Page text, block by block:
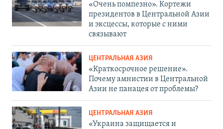
«Очень помпезно». Кортежи
президентов в Центральной Азии
и эксцессы, которые с ними
связывают
ЦЕНТРАЛЬНАЯ АЗИЯ
«Краткосрочное решение».
Почему амнистии в Центральной
Азии не панацея от проблемы?
ЦЕНТРАЛЬНАЯ АЗИЯ
«Украина защищается и